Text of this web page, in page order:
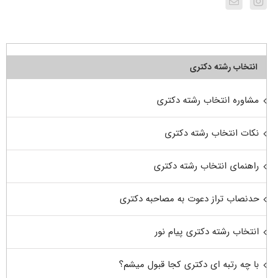
انتخاب رشته دکتری
مشاوره انتخاب رشته دکتری
نکات انتخاب رشته دکتری
راهنمای انتخاب رشته دکتری
حدنصاب تراز دعوت به مصاحبه دکتری
انتخاب رشته دکتری پیام نور
با چه رتبه ای دکتری کجا قبول میشم؟